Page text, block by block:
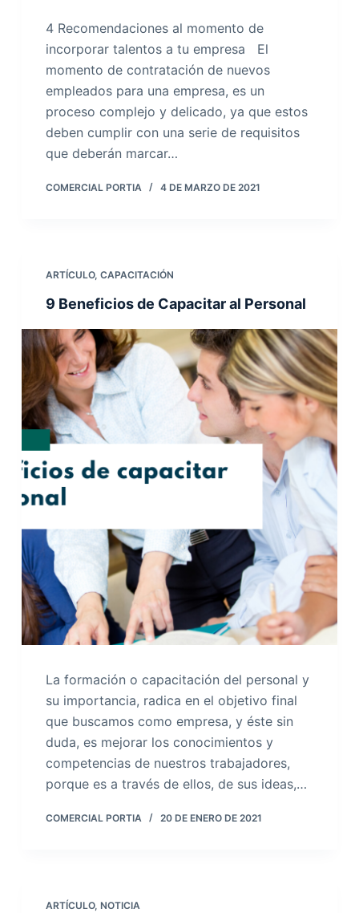
4 Recomendaciones al momento de
incorporar talentos a tu empresa El
momento de contratación de nuevos
empleados para una empresa, es un
proceso complejo y delicado, ya que estos
deben cumplir con una serie de requisitos
que deberán marcar…
COMERCIAL PORTIA 4 DE MARZO DE 2021
ARTÍCULO, CAPACITACIÓN
9 Beneficios de Capacitar al Personal
La formación o capacitación del personal y
su importancia, radica en el objetivo final
que buscamos como empresa, y éste sin
duda, es mejorar los conocimientos y
competencias de nuestros trabajadores,
porque es a través de ellos, de sus ideas,…
COMERCIAL PORTIA 20 DE ENERO DE 2021
ARTÍCULO, NOTICIA